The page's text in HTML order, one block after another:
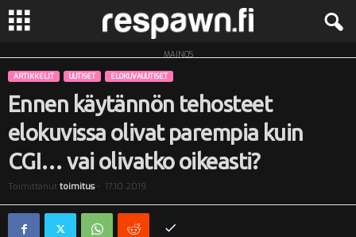
R
a
MAINOS
ARTIKKELIT UUTISET ELOKUVAUUTISET
Ennen käytännön tehosteet
elokuvissa olivat parempia kuin
CGI… vai olivatko oikeasti?
Toimittanut toimitus- 17.10.2019